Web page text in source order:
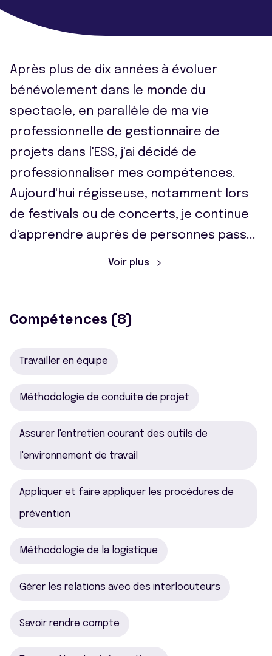
Après plus de dix années à évoluer
bénévolement dans le monde du
spectacle, en parallèle de ma vie
professionnelle de gestionnaire de
projets dans l'ESS, j'ai décidé de
professionnaliser mes compétences.
Aujourd'hui régisseuse, notamment lors
de festivals ou de concerts, je continue
d'apprendre auprès de personnes pass...
Voir plus
Compétences (8)
Travailler en équipe
Méthodologie de conduite de projet
Assurer l'entretien courant des outils de
l'environnement de travail
Appliquer et faire appliquer les procédures de
prévention
Méthodologie de la logistique
Gérer les relations avec des interlocuteurs
Savoir rendre compte